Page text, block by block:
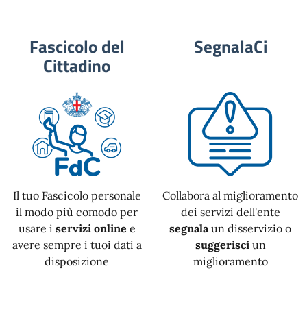
Fascicolo del
Cittadino
Il tuo Fascicolo personale
il modo più comodo per
usare i servizi online e
avere sempre i tuoi dati a
disposizione
SegnalaCi
Collabora al miglioramento
dei servizi dell'ente
segnala un disservizio o
suggerisciun
miglioramento